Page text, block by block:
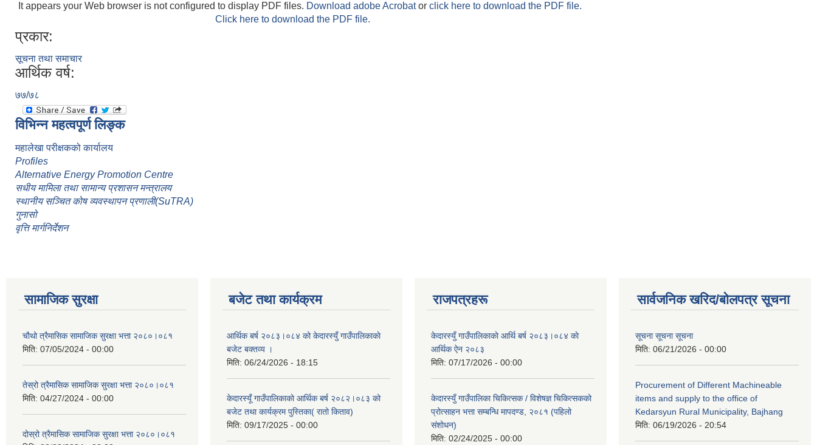
It appears your Web browser is not configured to display PDF files. Download adobe Acrobator click here to download the PDF file.
Click here to download the PDF file.
प्रकार:
सूचना तथा समाचार
आर्थिक वर्ष:
७७/७८
विभिन्न महत्वपूर्ण लिङ्क
महालेखा परीक्षकको कार्यालय
Profiles
Alternative Energy Promotion Centre
सधीय मामिला तथा सामान्य प्रशासन मन्त्रालय
स्थानीय सञ्चित कोष व्यवस्थापन प्रणाली(SuTRA)
गुनासो
वृत्ति मार्गनिर्देशन
सामाजिक सुरक्षा
चौथो त्रैमासिक सामाजिक सुरक्षा भत्ता २०८०।०८१
मिति: 07/05/2024 - 00:00
तेस्रो त्रैमासिक सामाजिक सुरक्षा भत्ता २०८०।०८१
मिति: 04/27/2024 - 00:00
दोस्रो त्रैमासिक सामाजिक सुरक्षा भत्ता २०८०।०८१
बजेट तथा कार्यक्रम
आर्थिक बर्ष २०८३।०८४ को केदारस्युँ गाउँपालिकाकाे
बजेट बक्तव्य ।
मिति: 06/24/2026 - 18:15
केदारस्यूँ गाउँपालिकाकाे आर्थिक बर्ष २०८२।०८३ को
बजेट तथा कार्यक्रम पुस्तिका( रातो किताव)
मिति: 09/17/2025 - 00:00
राजपत्रहरू
केदारस्युँ गाउँपालिकाकाे आर्थि बर्ष २०८३।०८४ काे
आर्थिक ऐन २०८३
मिति: 07/17/2026 - 00:00
केदारस्युँ गाउँपालिका चिकित्सक / विशेषज्ञ चिकित्सकको
प्रोत्साहन भत्ता सम्बन्धि मापदण्ड, २०८१ (पहिलो
संशोधन)
मिति: 02/24/2025 - 00:00
सार्वजनिक खरिद/बोलपत्र सूचना
सूचना सूचना सूचना
मिति: 06/21/2026 - 00:00
Procurement of Different Machineable
items and supply to the office of
Kedarsyun Rural Municipality, Bajhang
मिति: 06/19/2026 - 20:54